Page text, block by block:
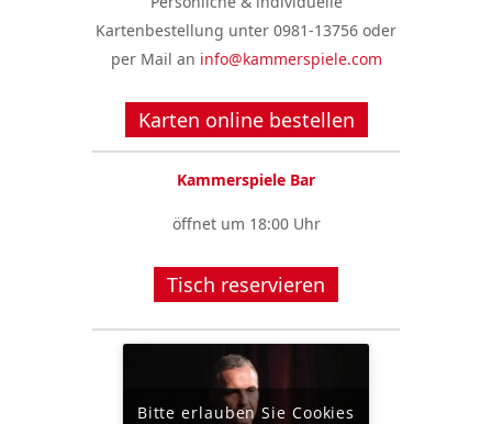
Kartenbestellung unter 0981-13756 oder
per Mail an info@kammerspiele.com
Karten online bestellen
Kammerspiele Bar
öffnet um 18:00 Uhr
Tisch reservieren
Bitte erlauben Sie Cookies